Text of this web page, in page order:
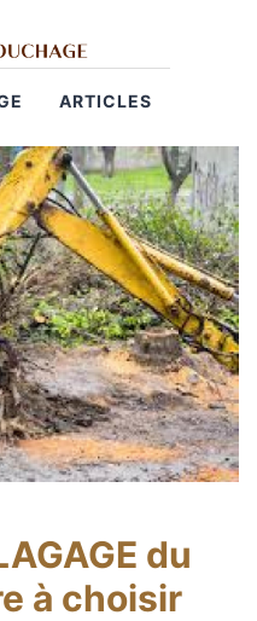
ARTICLES
du
à choisir